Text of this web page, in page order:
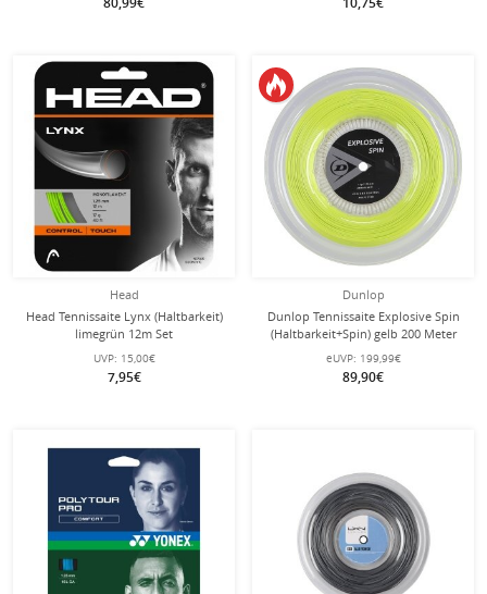
Head
Head Tennissaite Lynx (Haltbarkeit)
limegrün 12m Set
UVP: 15,00€
7,95€
Dunlop
Dunlop Tennissaite Explosive Spin
(Haltbarkeit+Spin) gelb 200 Meter
Rolle
eUVP: 199,99€
89,90€